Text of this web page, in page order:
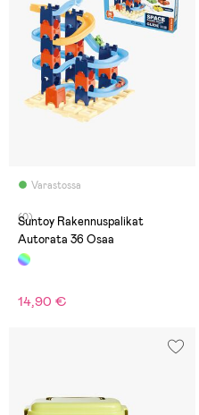
Varastossa
(0)
Suntoy Rakennuspalikat
Autorata 36 Osaa
14,90 €